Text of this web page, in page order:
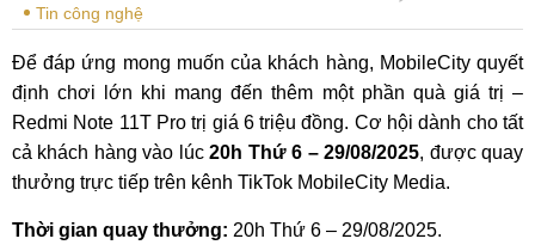
Tin công nghệ
Để đáp ứng mong muốn của khách hàng, MobileCity quyết
định chơi lớn khi mang đến thêm một phần quà giá trị –
Redmi Note 11T Pro trị giá 6 triệu đồng. Cơ hội dành cho tất
cả khách hàng vào lúc20h Thứ 6 – 29/08/2025, được quay
thưởng trực tiếp trên kênh TikTok MobileCity Media.
Thời gian quay thưởng: 20h Thứ 6 – 29/08/2025.